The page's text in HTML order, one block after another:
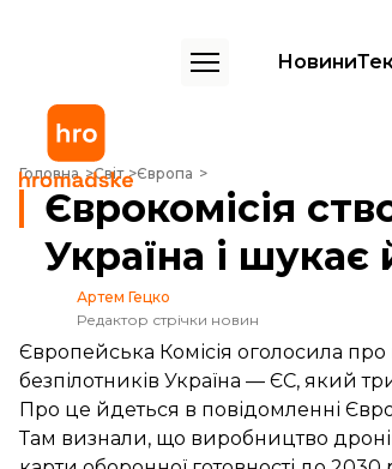
Новини
Головна Світ Європа
Єврокомісія створить Альянс дронів ЄС —
Єврокомісія
Україна і шукає
Артем Гецко
Редактор стрічки новин
Європейська Комісія оголосила
безпілотників Україна — ЄС, який
Про це йдеться в повідомленні
Там визнали, що виробництво